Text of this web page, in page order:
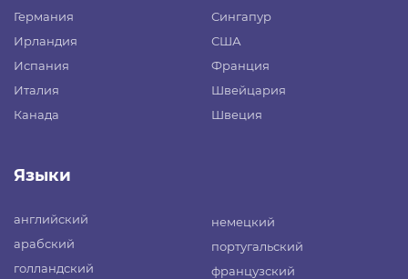
Германия
Ирландия
Испания
Италия
Канада
Сингапур
США
Франция
Швейцария
Швеция
Языки
английский
арабский
голландский
немецкий
португальский
французский